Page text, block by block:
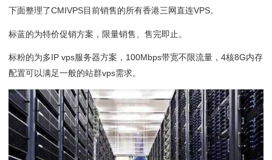
下面整理了CMIVPS目前销售的所有香港三网直连VPS。
标蓝的为特价促销方案，限量销售、售完即止。
标粉的为多IP vps服务器方案，100Mbps带宽不限流量，4核8G内存
配置可以满足一般的站群vps需求。